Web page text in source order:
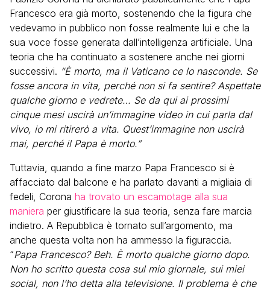
Francesco era già morto, sostenendo che la figura che
vedevamo in pubblico non fosse realmente lui e che la
sua voce fosse generata dall’intelligenza artificiale. Una
teoria che ha continuato a sostenere anche nei giorni
successivi. “È morto, ma il Vaticano ce lo nasconde. Se
fosse ancora in vita, perché non si fa sentire? Aspettate
qualche giorno e vedrete… Se da qui ai prossimi
cinque mesi uscirà un’immagine video in cui parla dal
vivo, io mi ritirerò a vita. Quest’immagine non uscirà
mai, perché il Papa è morto.”
Tuttavia, quando a fine marzo Papa Francesco si è
affacciato dal balcone e ha parlato davanti a migliaia di
fedeli, Corona ha trovato un escamotage alla sua
maniera per giustificare la sua teoria, senza fare marcia
indietro. A Repubblica è tornato sull’argomento, ma
anche questa volta non ha ammesso la figuraccia.
“Papa Francesco? Beh. È morto qualche giorno dopo.
Non ho scritto questa cosa sul mio giornale, sui miei
social, non l’ho detta alla televisione. Il problema è che